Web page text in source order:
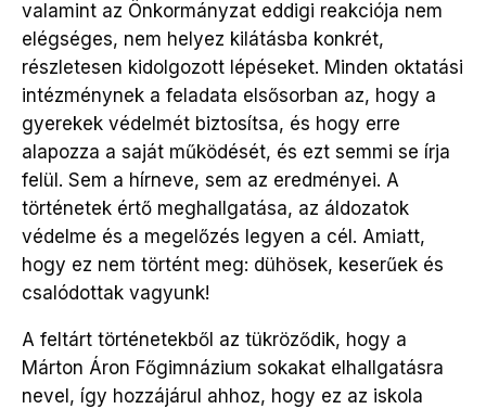
valamint az Önkormányzat eddigi reakciója nem
elégséges, nem helyez kilátásba konkrét,
részletesen kidolgozott lépéseket. Minden oktatási
intézménynek a feladata elsősorban az, hogy a
gyerekek védelmét biztosítsa, és hogy erre
alapozza a saját működését, és ezt semmi se írja
felül. Sem a hírneve, sem az eredményei. A
történetek értő meghallgatása, az áldozatok
védelme és a megelőzés legyen a cél. Amiatt,
hogy ez nem történt meg: dühösek, keserűek és
csalódottak vagyunk!
A feltárt történetekből az tükröződik, hogy a
Márton Áron Főgimnázium sokakat elhallgatásra
nevel, így hozzájárul ahhoz, hogy ez az iskola